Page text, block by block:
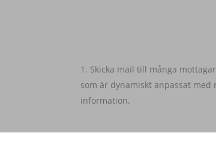
Skicka mail till många
som är dynamiskt anpassat med
information.